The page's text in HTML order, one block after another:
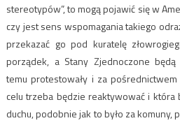
stereotypów”, to mogą pojawić się w
czy jest sens wspomagania takiego
przekazać go pod kuratelę
porządek, a Stany Zjednoczone
temu protestowały i za
celu trzeba będzie reaktywować i która
duchu, podobnie jak to było za